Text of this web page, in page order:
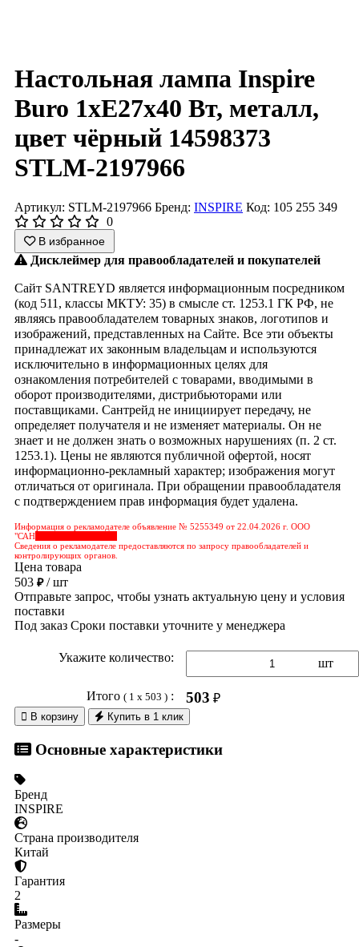
Настольная лампа Inspire
Buro 1xE27х40 Вт, металл,
цвет чёрный 14598373
STLM-2197966
Артикул: STLM-2197966 Бренд: INSPIRE Код: 105 255 349
0
В избранное
Дисклеймер для правообладателей и покупателей
Сайт SANTREYD является информационным посредником
(код 511, классы МКТУ: 35) в смысле ст. 1253.1 ГК РФ, не
являясь правообладателем товарных знаков, логотипов и
изображений, представленных на Сайте. Все эти объекты
принадлежат их законным владельцам и используются
исключительно в информационных целях для
ознакомления потребителей с товарами, вводимыми в
оборот производителями, дистрибьюторами или
поставщиками. Сантрейд не инициирует передачу, не
определяет получателя и не изменяет материалы. Он не
знает и не должен знать о возможных нарушениях (п. 2 ст.
1253.1). Цены не являются публичной офертой, носят
информационно-рекламный характер; изображения могут
отличаться от оригинала. При обращении правообладателя
с подтверждением прав информация будет удалена.
Информация о рекламодателе объявление № 5255349 от 22.04.2026 г. ООО
"САН
Сведения о рекламодателе предоставляются по запросу правообладателей и
контролирующих органов.
Цена товара
503 ₽/ шт
Отправьте запрос, чтобы узнать актуальную цену и условия
поставки
Под заказ Сроки поставки уточните у менеджера
Укажите количество: шт
Итого ( 1 x 503 ): 503 ₽
 В корзину Купить в 1 клик
Основные характеристики
Бренд
INSPIRE
Страна производителя
Китай
Гарантия
2
Размеры
-